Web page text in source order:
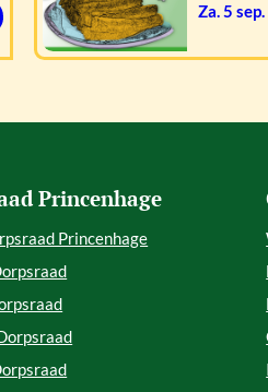
za. 5
Princenhage
Princenhage